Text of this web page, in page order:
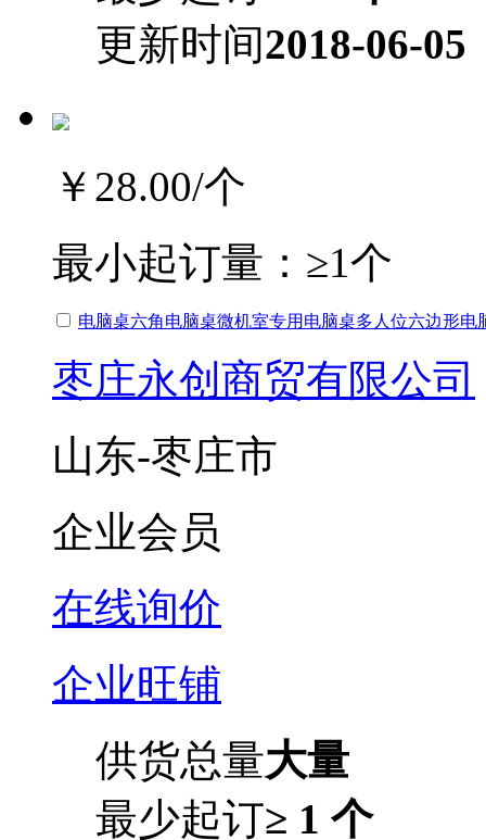
更新时间2018-06-05
￥28.00/个
最小起订量： ≥1个
电脑桌六角电脑桌微机室专用电脑桌多人位六边形电
枣庄永创商贸有限公司
山东-枣庄市
企业会员
在线询价
企业旺铺
供货总量大量
最少起订≥ 1 个